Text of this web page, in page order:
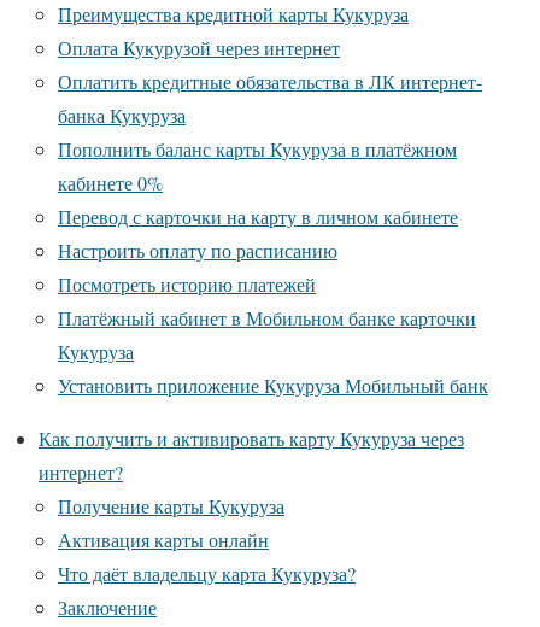
Преимущества кредитной карты Кукуруза
Оплата Кукурузой через интернет
Оплатить кредитные обязательства в ЛК интернет-
банка Кукуруза
Пополнить баланс карты Кукуруза в платёжном
кабинете 0%
Перевод с карточки на карту в личном кабинете
Настроить оплату по расписанию
Посмотреть историю платежей
Платёжный кабинет в Мобильном банке карточки
Кукуруза
Установить приложение Кукуруза Мобильный банк
Как получить и активировать карту Кукуруза через
интернет?
Получение карты Кукуруза
Активация карты онлайн
Что даёт владельцу карта Кукуруза?
Заключение